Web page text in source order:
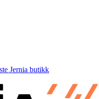
Jernia butikk